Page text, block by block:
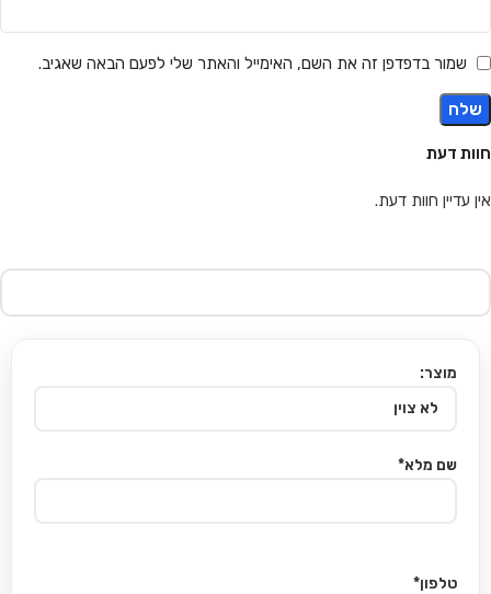
חוות דעת
אין עדיין חוות דעת.
שמור בדפדפן זה את השם, האימייל והאתר שלי לפעם הבאה שאגיב.
מוצר:
שם מלא*
טלפון*